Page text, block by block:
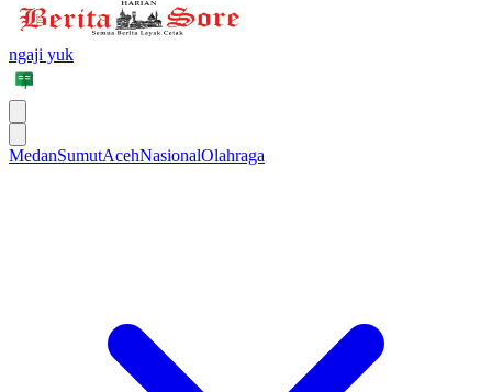
ngaji yuk
MedanSumutAcehNasionalOlahraga